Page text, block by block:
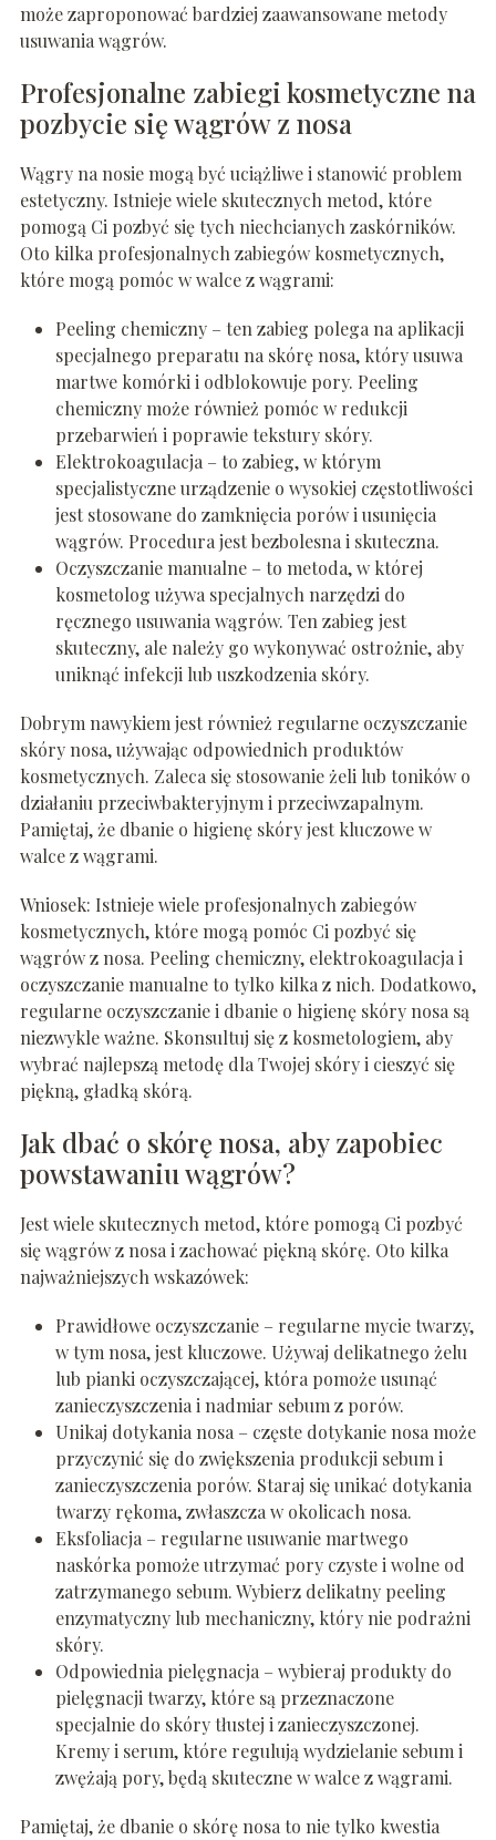
może zaproponować bardziej zaawansowane metody
usuwania wągrów.
Profesjonalne zabiegi kosmetyczne na
pozbycie się wągrów z nosa
Wągry na nosie mogą być uciążliwe i stanowić problem
estetyczny. Istnieje wiele skutecznych metod, które
pomogą Ci pozbyć się tych niechcianych zaskórników.
Oto kilka profesjonalnych zabiegów kosmetycznych,
które mogą pomóc w walce z wągrami:
Peeling chemiczny – ten zabieg polega na aplikacji
specjalnego preparatu na skórę nosa, który usuwa
martwe komórki i odblokowuje pory. Peeling
chemiczny może również pomóc w redukcji
przebarwień i poprawie tekstury skóry.
Elektrokoagulacja – to zabieg, w którym
specjalistyczne urządzenie o wysokiej częstotliwości
jest stosowane do zamknięcia porów i usunięcia
wągrów. Procedura jest bezbolesna i skuteczna.
Oczyszczanie manualne – to metoda, w której
kosmetolog używa specjalnych narzędzi do
ręcznego usuwania wągrów. Ten zabieg jest
skuteczny, ale należy go wykonywać ostrożnie, aby
uniknąć infekcji lub uszkodzenia skóry.
Dobrym nawykiem jest również regularne oczyszczanie
skóry nosa, używając odpowiednich produktów
kosmetycznych. Zaleca się stosowanie żeli lub toników o
działaniu przeciwbakteryjnym i przeciwzapalnym.
Pamiętaj, że dbanie o higienę skóry jest kluczowe w
walce z wągrami.
Wniosek: Istnieje wiele profesjonalnych zabiegów
kosmetycznych, które mogą pomóc Ci pozbyć się
wągrów z nosa. Peeling chemiczny, elektrokoagulacja i
oczyszczanie manualne to tylko kilka z nich. Dodatkowo,
regularne oczyszczanie i dbanie o higienę skóry nosa są
niezwykle ważne. Skonsultuj się z kosmetologiem, aby
wybrać najlepszą metodę dla Twojej skóry i cieszyć się
piękną, gładką skórą.
Jak dbać o skórę nosa, aby zapobiec
powstawaniu wągrów?
Jest wiele skutecznych metod, które pomogą Ci pozbyć
się wągrów z nosa i zachować piękną skórę. Oto kilka
najważniejszych wskazówek:
Prawidłowe oczyszczanie – regularne mycie twarzy,
w tym nosa, jest kluczowe. Używaj delikatnego żelu
lub pianki oczyszczającej, która pomoże usunąć
zanieczyszczenia i nadmiar sebum z porów.
Unikaj dotykania nosa – częste dotykanie nosa może
przyczynić się do zwiększenia produkcji sebum i
zanieczyszczenia porów. Staraj się unikać dotykania
twarzy rękoma, zwłaszcza w okolicach nosa.
Eksfoliacja – regularne usuwanie martwego
naskórka pomoże utrzymać pory czyste i wolne od
zatrzymanego sebum. Wybierz delikatny peeling
enzymatyczny lub mechaniczny, który nie podrażni
skóry.
Odpowiednia pielęgnacja – wybieraj produkty do
pielęgnacji twarzy, które są przeznaczone
specjalnie do skóry tłustej i zanieczyszczonej.
Kremy i serum, które regulują wydzielanie sebum i
zwężają pory, będą skuteczne w walce z wągrami.
Pamiętaj, że dbanie o skórę nosa to nie tylko kwestia